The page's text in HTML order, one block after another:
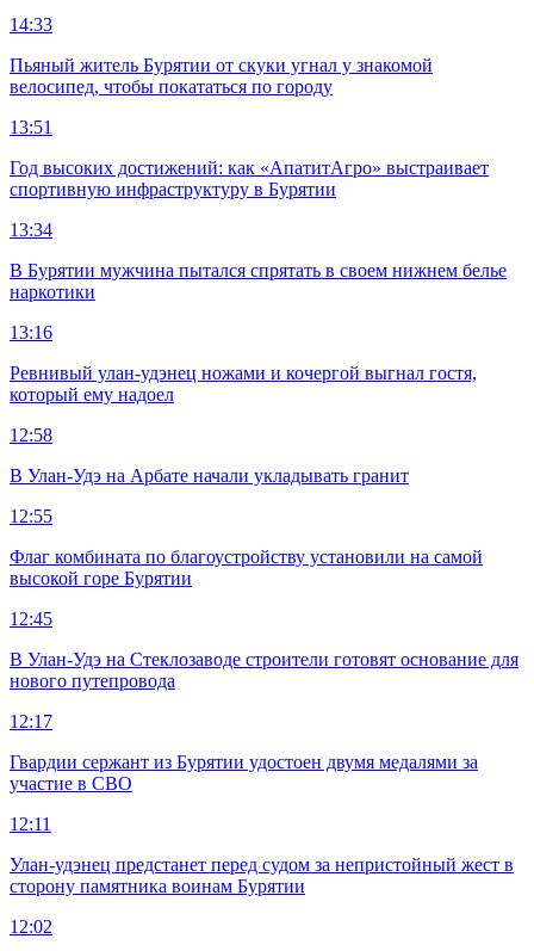
14:33
Пьяный житель Бурятии от скуки угнал у знакомой
велосипед, чтобы покататься по городу
13:51
Год высоких достижений: как «АпатитАгро» выстраивает
спортивную инфраструктуру в Бурятии
13:34
В Бурятии мужчина пытался спрятать в своем нижнем белье
наркотики
13:16
Ревнивый улан-удэнец ножами и кочергой выгнал гостя,
который ему надоел
12:58
В Улан-Удэ на Арбате начали укладывать гранит
12:55
Флаг комбината по благоустройству установили на самой
высокой горе Бурятии
12:45
В Улан-Удэ на Стеклозаводе строители готовят основание для
нового путепровода
12:17
Гвардии сержант из Бурятии удостоен двумя медалями за
участие в СВО
12:11
Улан-удэнец предстанет перед судом за непристойный жест в
сторону памятника воинам Бурятии
12:02